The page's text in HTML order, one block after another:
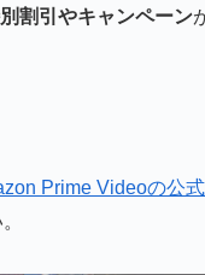
割引やキャンペーン
Prime Videoの公